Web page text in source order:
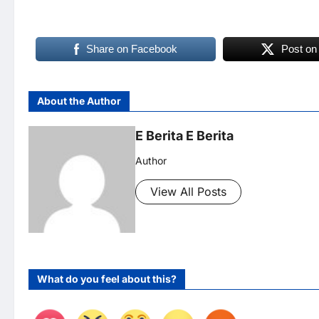
Share on Facebook Post
About the Author
E Berita E Berita
Author
View All Posts
What do you feel about this?